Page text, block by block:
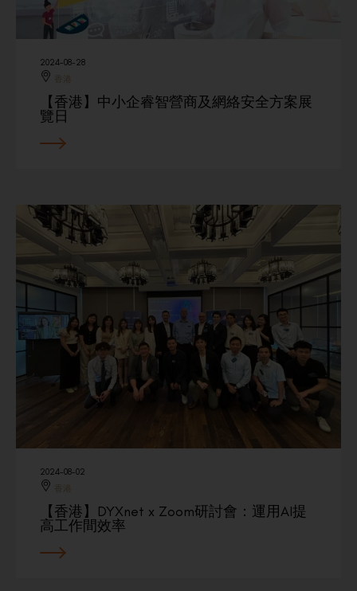
2024-08-28
香港
【香港】中小企睿智營商及網絡安全方案展
覽日
2024-08-02
香港
【香港】DYXnet x Zoom研討會：運用AI提
高工作間效率